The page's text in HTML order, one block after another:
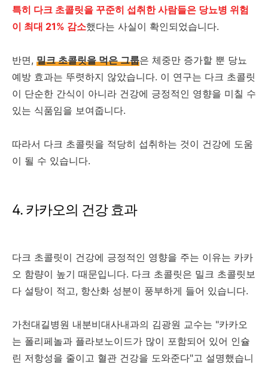
특히 다크 초콜릿을 꾸준히 섭취한 사람들은 당뇨병 위험
이 최대 21% 감소했다는 사실이 확인되었습니다.
반면, 밀크 초콜릿을 먹은 그룹은 체중만 증가할 뿐 당뇨
예방 효과는 뚜렷하지 않았습니다. 이 연구는 다크 초콜릿
이 단순한 간식이 아니라 건강에 긍정적인 영향을 미칠 수
있는 식품임을 보여줍니다.
따라서 다크 초콜릿을 적당히 섭취하는 것이 건강에 도움
이 될 수 있습니다.
4. 카카오의 건강 효과
다크 초콜릿이 건강에 긍정적인 영향을 주는 이유는 카카
오 함량이 높기 때문입니다. 다크 초콜릿은 밀크 초콜릿보
다 설탕이 적고, 항산화 성분이 풍부하게 들어 있습니다.
가천대길병원 내분비대사내과의 김광원 교수는 "카카오
는 폴리페놀과 플라보노이드가 많이 포함되어 있어 인슐
린 저항성을 줄이고 혈관 건강을 도와준다"고 설명했습니